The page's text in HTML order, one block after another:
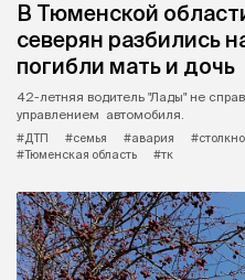
В Тюменской
северян разбились
погибли мать и дочь
42-летняя водитель "Лады" не
управлением автомобиля.
#ДТП
#семья #авария
#Тюменская область
#тк